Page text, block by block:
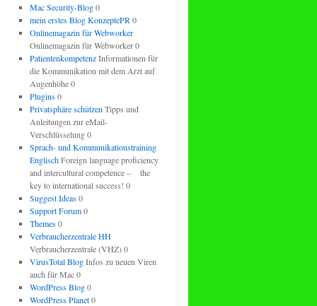
Mac Security-Blog0
mein erstes Blog KonzeptePR 0
Onlinemagazin für Webworker
Onlinemagazin für Webworker 0
PatientenkompetenzInformationen für
die Kommunikation mit dem Arzt auf
Augenhöhe 0
Plugins0
Privatsphäre schützen Tipps und
Anleitungen zur eMail-
Verschlüsselung 0
Sprach- und Kommunikationstraining
EnglischForeign language proficiency
and intercultural competence – the
key to international success! 0
Suggest Ideas0
Support Forum0
Themes0
Verbraucherzentrale HH
Verbraucherzentrale (VHZ) 0
VirusTotal BlogInfos zu neuen Viren
auch für Mac 0
WordPress Blog0
WordPress Planet0